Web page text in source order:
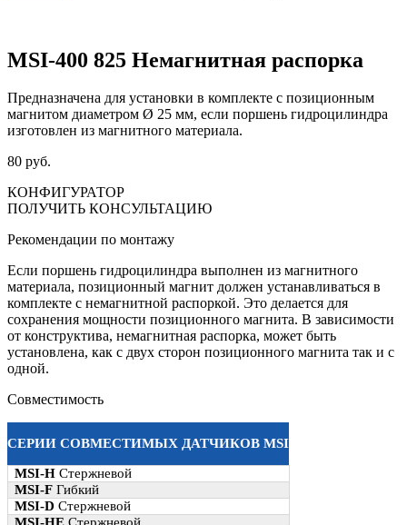
MSI-400 825 Немагнитная распорка
Предназначена для установки в комплекте с позиционным
магнитом диаметром Ø 25 мм, если поршень гидроцилиндра
изготовлен из магнитного материала.
80 руб.
КОНФИГУРАТОР
ПОЛУЧИТЬ КОНСУЛЬТАЦИЮ
Рекомендации по монтажу
Если поршень гидроцилиндра выполнен из магнитного
материала, позиционный магнит должен устанавливаться в
комплекте с немагнитной распоркой. Это делается для
сохранения мощности позиционного магнита. В зависимости
от конструктива, немагнитная распорка, может быть
установлена, как с двух сторон позиционного магнита так и с
одной.
Совместимость
СЕРИИ СОВМЕСТИМЫХ ДАТЧИКОВ MSI
MSI-H Стержневой
MSI-F Гибкий
MSI-D Стержневой